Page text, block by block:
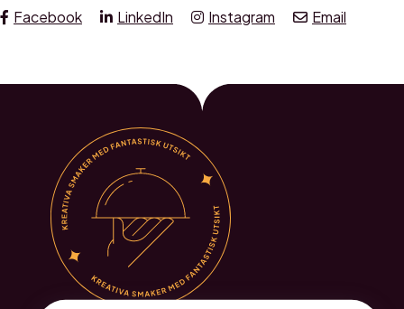
Facebook LinkedIn Instagram Email